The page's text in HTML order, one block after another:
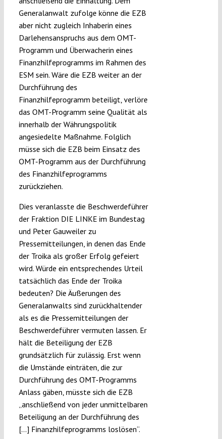
Generalanwalt zufolge könne die EZB
aber nicht zugleich Inhaberin eines
Darlehensanspruchs aus dem OMT-
Programm und Überwacherin eines
Finanzhilfeprogramms im Rahmen des
ESM sein. Wäre die EZB weiter an der
Durchführung des
Finanzhilfeprogramm beteiligt, verlöre
das OMT-Programm seine Qualität als
innerhalb der Währungspolitik
angesiedelte Maßnahme. Folglich
müsse sich die EZB beim Einsatz des
OMT-Programm aus der Durchführung
des Finanzhilfeprogramms
zurückziehen.
Dies veranlasste die Beschwerdeführer
der Fraktion DIE LINKE im Bundestag
und Peter Gauweiler zu
Pressemitteilungen, in denen das Ende
der Troika als großer Erfolg gefeiert
wird. Würde ein entsprechendes Urteil
tatsächlich das Ende der Troika
bedeuten? Die Äußerungen des
Generalanwalts sind zurückhaltender
als es die Pressemitteilungen der
Beschwerdeführer vermuten lassen. Er
hält die Beteiligung der EZB
grundsätzlich für zulässig. Erst wenn
die Umstände einträten, die zur
Durchführung des OMT-Programms
Anlass gäben, müsste sich die EZB
„anschließend von jeder unmittelbaren
Beteiligung an der Durchführung des
[…] Finanzhilfeprogramms loslösen“.